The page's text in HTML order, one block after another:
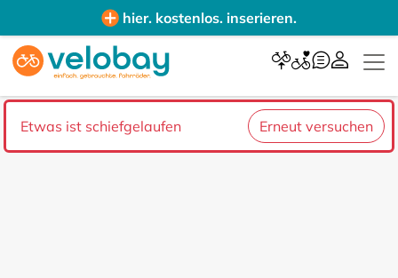
hier. kostenlos. inserieren.
Etwas ist schiefgelaufen Erneut versuchen